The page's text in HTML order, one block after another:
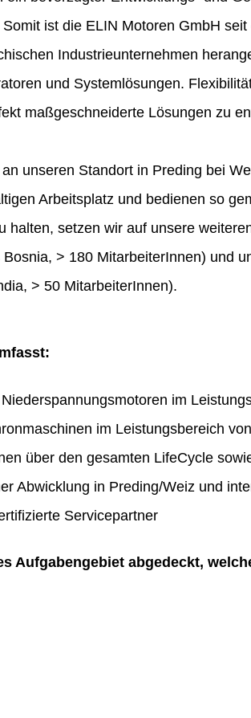
ist die ELIN Motoren GmbH
Industrieunternehmen
und Systemlösungen.
maßgeschneiderte Lösungen zu
unseren Standort in Preding bei
Arbeitsplatz und bedienen so
halten, setzen wir auf unsere
> 180 MitarbeiterInnen) und
> 50 MitarbeiterInnen).
im
im Leistungsbereich
über den gesamten LifeCycle
Abwicklung in Preding/Weiz und
Servicepartner
Aufgabengebiet abgedeckt,